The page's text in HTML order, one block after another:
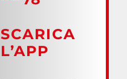
SCARICA
L’APP